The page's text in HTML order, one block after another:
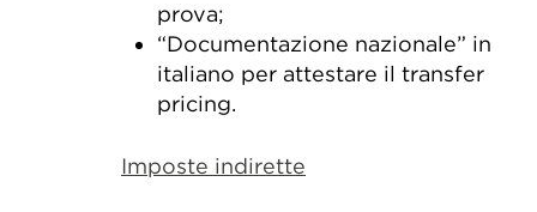
prova;
“Documentazione nazionale” in
italiano per attestare il transfer
pricing.
Imposte indirette